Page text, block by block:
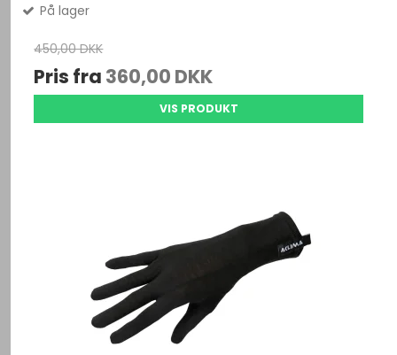
På lager
450,00 DKK
Pris fra 360,00 DKK
VIS PRODUKT